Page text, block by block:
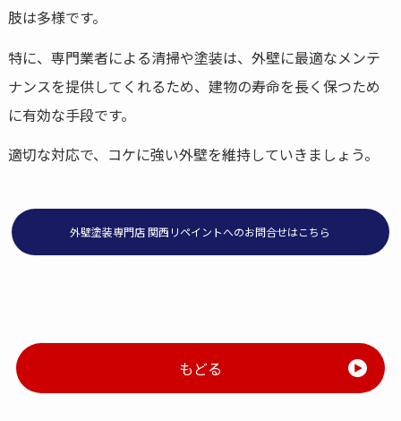
肢は多様です。
特に、専門業者による清掃や塗装は、外壁に最適なメンテ
ナンスを提供してくれるため、建物の寿命を長く保つため
に有効な手段です。
適切な対応で、コケに強い外壁を維持していきましょう。
外壁塗装専門店 関西リペイントへのお問合せはこちら
もどる